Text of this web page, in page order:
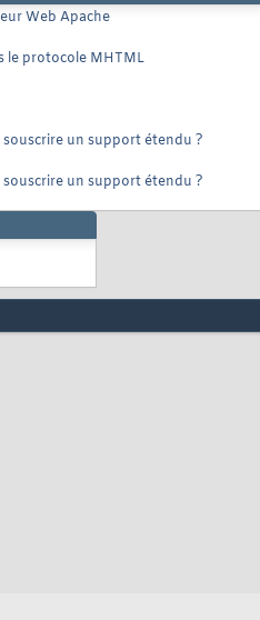
Web Apache
le protocole MHTML
souscrire un support étendu ?
souscrire un support étendu ?